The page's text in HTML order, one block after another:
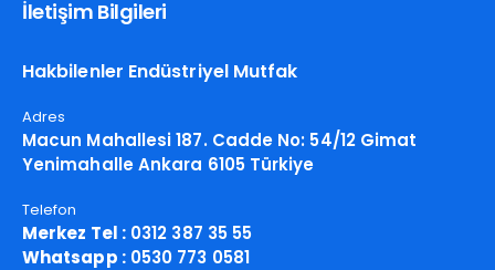
İletişim Bilgileri
Hakbilenler Endüstriyel Mutfak
Adres
Macun Mahallesi 187. Cadde No: 54/12 Gimat
Yenimahalle Ankara 6105 Türkiye
Telefon
Merkez Tel :0312 387 35 55
Whatsapp :0530 773 0581